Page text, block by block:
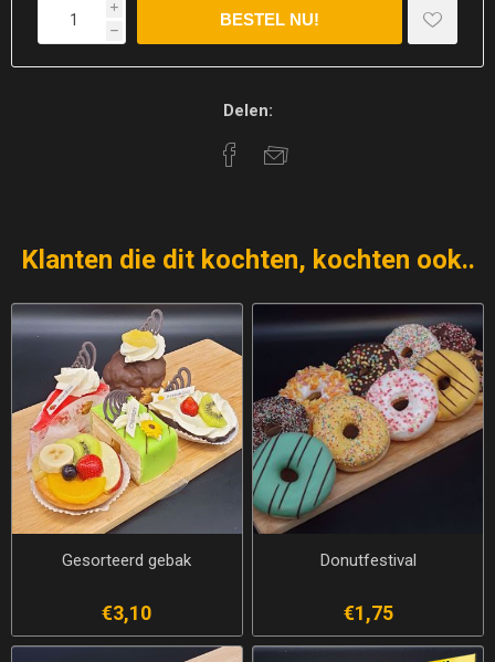
i
h
Delen:
Klanten die dit kochten, kochten ook..
Gesorteerd gebak
€3,10
Donutfestival
€1,75